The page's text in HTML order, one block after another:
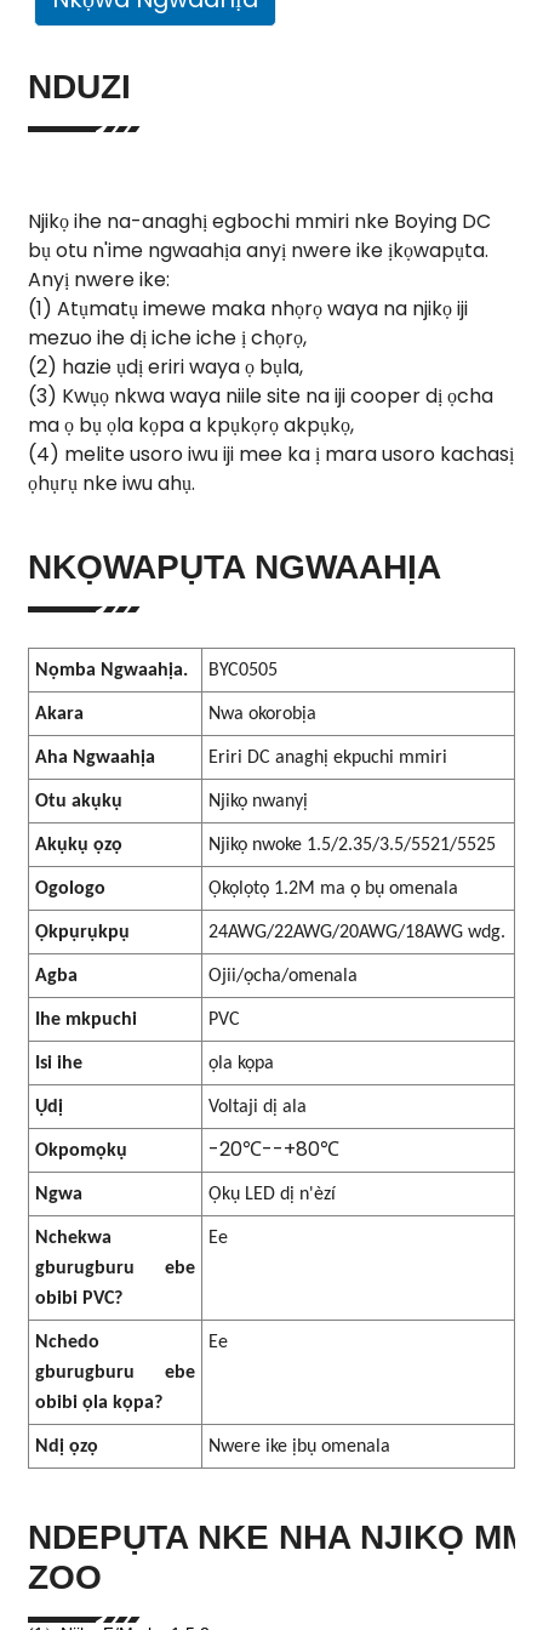
NDUZI
Njikọ ihe na-anaghị egbochi mmiri nke Boying DC
bụ otu n'ime ngwaahịa anyị nwere ike ịkọwapụta.
Anyị nwere ike:
(1) Atụmatụ imewe maka nhọrọ waya na njikọ iji
mezuo ihe dị iche iche ị chọrọ,
(2) hazie ụdị eriri waya ọ bụla,
(3) Kwụọ nkwa waya niile site na iji cooper dị ọcha
ma ọ bụ ọla kọpa a kpụkọrọ akpụkọ,
(4) melite usoro iwu iji mee ka ị mara usoro kachasị
ọhụrụ nke iwu ahụ.
NKỌWAPỤTA NGWAAHỊA
Nọmba Ngwaahịa. BYC0505
Akara Nwa okorobịa
Aha Ngwaahịa Eriri DC anaghị ekpuchi mmiri
Otu akụkụ Njikọ nwanyị
Akụkụ ọzọ Njikọ nwoke 1.5/2.35/3.5/5521/5525
Ogologo Ọkọlọtọ 1.2M ma ọ bụ omenala
Ọkpụrụkpụ 24AWG/22AWG/20AWG/18AWG wdg.
Agba Ojii/ọcha/omenala
Ihe mkpuchi PVC
Isi ihe ọla kọpa
Ụdị Voltaji dị ala
Okpomọkụ -20℃--+80℃
Ngwa Ọkụ LED dị n'èzí
Nchekwa
gburugburu ebe
obibi PVC?
Ee
Nchedo
gburugburu ebe
obibi ọla kọpa?
Ee
Ndị ọzọ Nwere ike ịbụ omenala
NDEPỤTA NKE NHA NJIKỌ
ZOO